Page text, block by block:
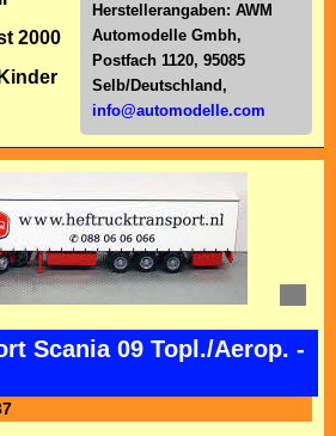
Herstellerangaben: AWM
Automodelle Gmbh,
Postfach 1120, 95085
Selb/Deutschl and,
info@automodelle.com
2000
Scania 09 Topl./Aerop. -